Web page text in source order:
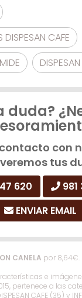
CANELA por 8,64€
e
pertenece a las
CAFE (35) y
CAFE
duda?
con
tus
620
ENVIAR EMAIL